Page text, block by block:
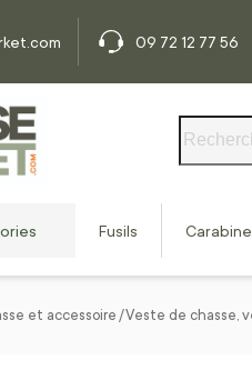
09 72 12 77 56
Fusils
et accessoire Veste de chasse,